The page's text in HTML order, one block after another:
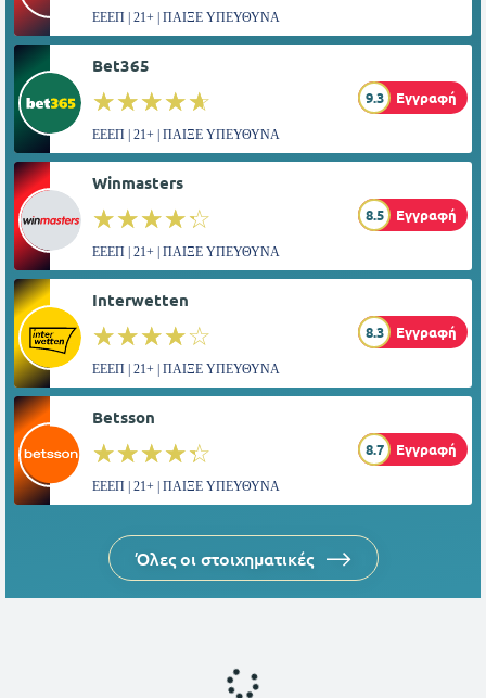
ΕΕΕΠ | 21+ | ΠΑΙΞΕ ΥΠΕΥΘΥΝΑ
Bet365
☆☆☆☆☆
★★★★★ 9.3 Εγγραφή
ΕΕΕΠ | 21+ | ΠΑΙΞΕ ΥΠΕΥΘΥΝΑ
Winmasters
☆☆☆☆☆
★★★★★ 8.5 Εγγραφή
ΕΕΕΠ | 21+ | ΠΑΙΞΕ ΥΠΕΥΘΥΝΑ
Interwetten
☆☆☆☆☆
★★★★★ 8.3 Εγγραφή
ΕΕΕΠ | 21+ | ΠΑΙΞΕ ΥΠΕΥΘΥΝΑ
Betsson
☆☆☆☆☆
★★★★★ 8.7 Εγγραφή
ΕΕΕΠ | 21+ | ΠΑΙΞΕ ΥΠΕΥΘΥΝΑ
Όλες οι στοιχηματικές